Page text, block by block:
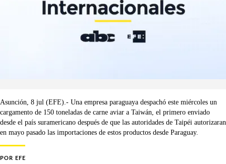
Asunción, 8 jul (EFE).- Una empresa paraguaya despachó este miércoles un
cargamento de 150 toneladas de carne aviar a Taiwán, el primero enviado
desde el país suramericano después de que las autoridades de Taipéi autorizaran
en mayo pasado las importaciones de estos productos desde Paraguay.
POR EFE